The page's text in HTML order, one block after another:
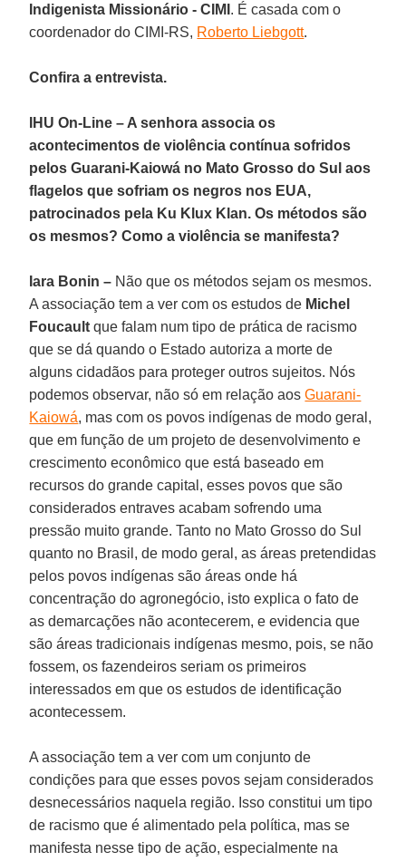
Indigenista Missionário - CIMI . É casada com o
coordenador do CIMI-RS, Roberto Liebgott.
Confira a entrevista.
IHU On-Line – A senhora associa os
acontecimentos de violência contínua sofridos
pelos Guarani-Kaiowá no Mato Grosso do Sul aos
flagelos que sofriam os negros nos EUA,
patrocinados pela Ku Klux Klan. Os métodos são
os mesmos? Como a violência se manifesta?
Iara Bonin – Não que os métodos sejam os mesmos.
A associação tem a ver com os estudos de Michel
Foucault que falam num tipo de prática de racismo
que se dá quando o Estado autoriza a morte de
alguns cidadãos para proteger outros sujeitos. Nós
podemos observar, não só em relação aosGuarani-
Kaiowá, mas com os povos indígenas de modo geral,
que em função de um projeto de desenvolvimento e
crescimento econômico que está baseado em
recursos do grande capital, esses povos que são
considerados entraves acabam sofrendo uma
pressão muito grande. Tanto no Mato Grosso do Sul
quanto no Brasil, de modo geral, as áreas pretendidas
pelos povos indígenas são áreas onde há
concentração do agronegócio, isto explica o fato de
as demarcações não acontecerem, e evidencia que
são áreas tradicionais indígenas mesmo, pois, se não
fossem, os fazendeiros seriam os primeiros
interessados em que os estudos de identificação
acontecessem.
A associação tem a ver com um conjunto de
condições para que esses povos sejam considerados
desnecessários naquela região. Isso constitui um tipo
de racismo que é alimentado pela política, mas se
manifesta nesse tipo de ação, especialmente na